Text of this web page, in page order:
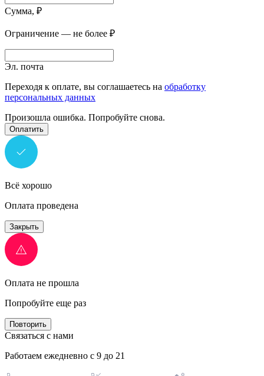
Сумма, ₽
Ограничение — не более ₽
Эл. почта
Переходя к оплате, вы соглашаетесь на обработку
персональных данных
Произошла ошибка. Попробуйте снова.
Оплатить
Всё хорошо
Оплата проведена
Закрыть
Оплата не прошла
Попробуйте еще раз
Повторить
Связаться с нами
Работаем ежедневно с 9 до 21